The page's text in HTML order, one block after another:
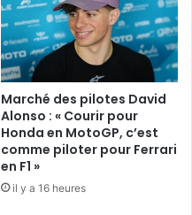
Marché des pilotes David
Alonso : « Courir pour
Honda en MotoGP, c’est
comme piloter pour Ferrari
en F1 »
il y a 16 heures